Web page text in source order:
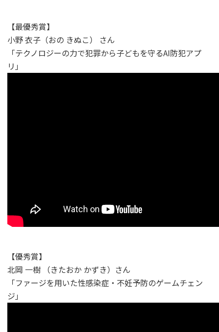
【最優秀賞】
小野 衣子（おの きぬこ） さん
「テクノロジーの力で犯罪から子どもを守るAI防犯アプ
リ」
【優秀賞】
北岡 一樹 （きたおか かずき）さん
「ファージを用いた性感染症・不妊予防のゲームチェン
ジ」